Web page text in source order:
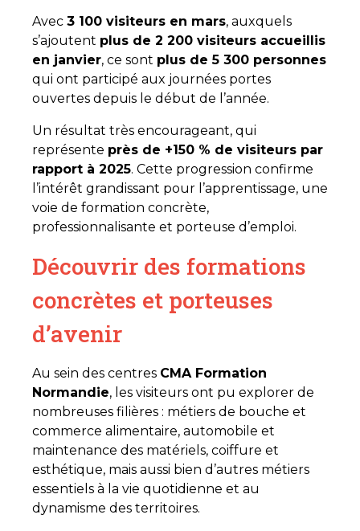
Avec 3 100 visiteurs en mars, auxquels
s’ajoutent plus de 2 200 visiteurs accueillis
en janvier, ce sont plus de 5 300 personnes
qui ont participé aux journées portes
ouvertes depuis le début de l’année.
Un résultat très encourageant, qui
représente près de +150 % de visiteurs par
rapport à 2025. Cette progression confirme
l’intérêt grandissant pour l’apprentissage, une
voie de formation concrète,
professionnalisante et porteuse d’emploi.
Découvrir des formations
concrètes et porteuses
d’avenir
Au sein des centres CMA Formation
Normandie, les visiteurs ont pu explorer de
nombreuses filières : métiers de bouche et
commerce alimentaire, automobile et
maintenance des matériels, coiffure et
esthétique, mais aussi bien d’autres métiers
essentiels à la vie quotidienne et au
dynamisme des territoires.